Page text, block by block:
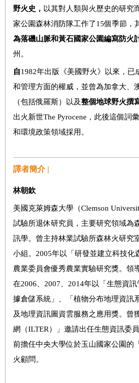
野火史， 以其對人類與火歷史的研究
家公園森林消防隊工作了15個季節，
為落磯山脈和黃石國家公園編寫防火
州。
自1982年出版《美國野火》以來，已
和管理方面的權威，並曾為加拿大、
（包括俄羅斯）以及整個地球野火撰
出火新世The Pyrocene，此後這個詞
和環境政策領域採用。
譯者簡介 |
林朝欽
美國克萊姆森大學（Clemson
試驗所退休研究員，主要研究領域為
訊學。曾主持林業試驗所森林火研究
小組。2005年以「研發並建立科技化
農業委員會優秀農業實驗研究獎。領
在2006、2007、2014年以「生態資
據倉儲系統」、「植物分布地理資訊
及地理資訊圖資雲服務之應用獎。曾
網（ILTER）」邀請出任生態資訊委
前擔任中央大學位於玉山國家公園的
火顧問。